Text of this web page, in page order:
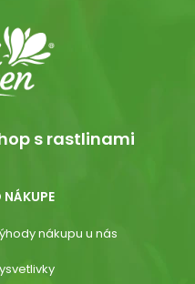
s rastlinami
NÁKUPE
nákupu u nás